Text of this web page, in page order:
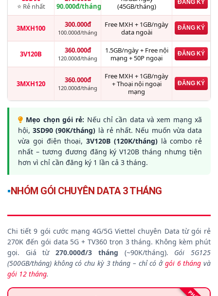
⭐ Rẻ nhất
90.000đ/tháng
(45GB/tháng)
ĐĂNG KÝ
3MXH100 300.000đ
100.000đ/tháng
Free MXH + 1GB/ngày
data ngoài
ĐĂNG KÝ
3V120B 360.000đ
120.000đ/tháng
1.5GB/ngày + Free nội
mạng + 50P ngoại
ĐĂNG KÝ
3MXH120 360.000đ
120.000đ/tháng
Free MXH + 1GB/ngày
+ Thoại nội ngoại
mạng
ĐĂNG KÝ
Mẹo chọn gói rẻ: Nếu chỉ cần data và xem mạng xã
hội,3SD90 (90K/tháng) là rẻ nhất. Nếu muốn vừa data
vừa gọi điện thoại, 3V120B (120K/tháng)là combo rẻ
nhất – tương đương đăng ký V120B tháng nhưng tiện
hơn vì chỉ cần đăng ký 1 lần cả 3 tháng.
▪NHÓM GÓI CHUYÊN DATA 3 THÁNG
Chi tiết 9 gói cước mạng 4G/5G Viettel chuyên Data từ gói rẻ
270K đến gói data 5G + TV360 trọn 3 tháng. Không kèm phút
gọi. Giá từ270.000đ/3 tháng (~90K/tháng). Gói 5G125
(500GB/tháng) không có chu kỳ 3 tháng – chỉ có ởgói 6 tháng và
gói 12 tháng.